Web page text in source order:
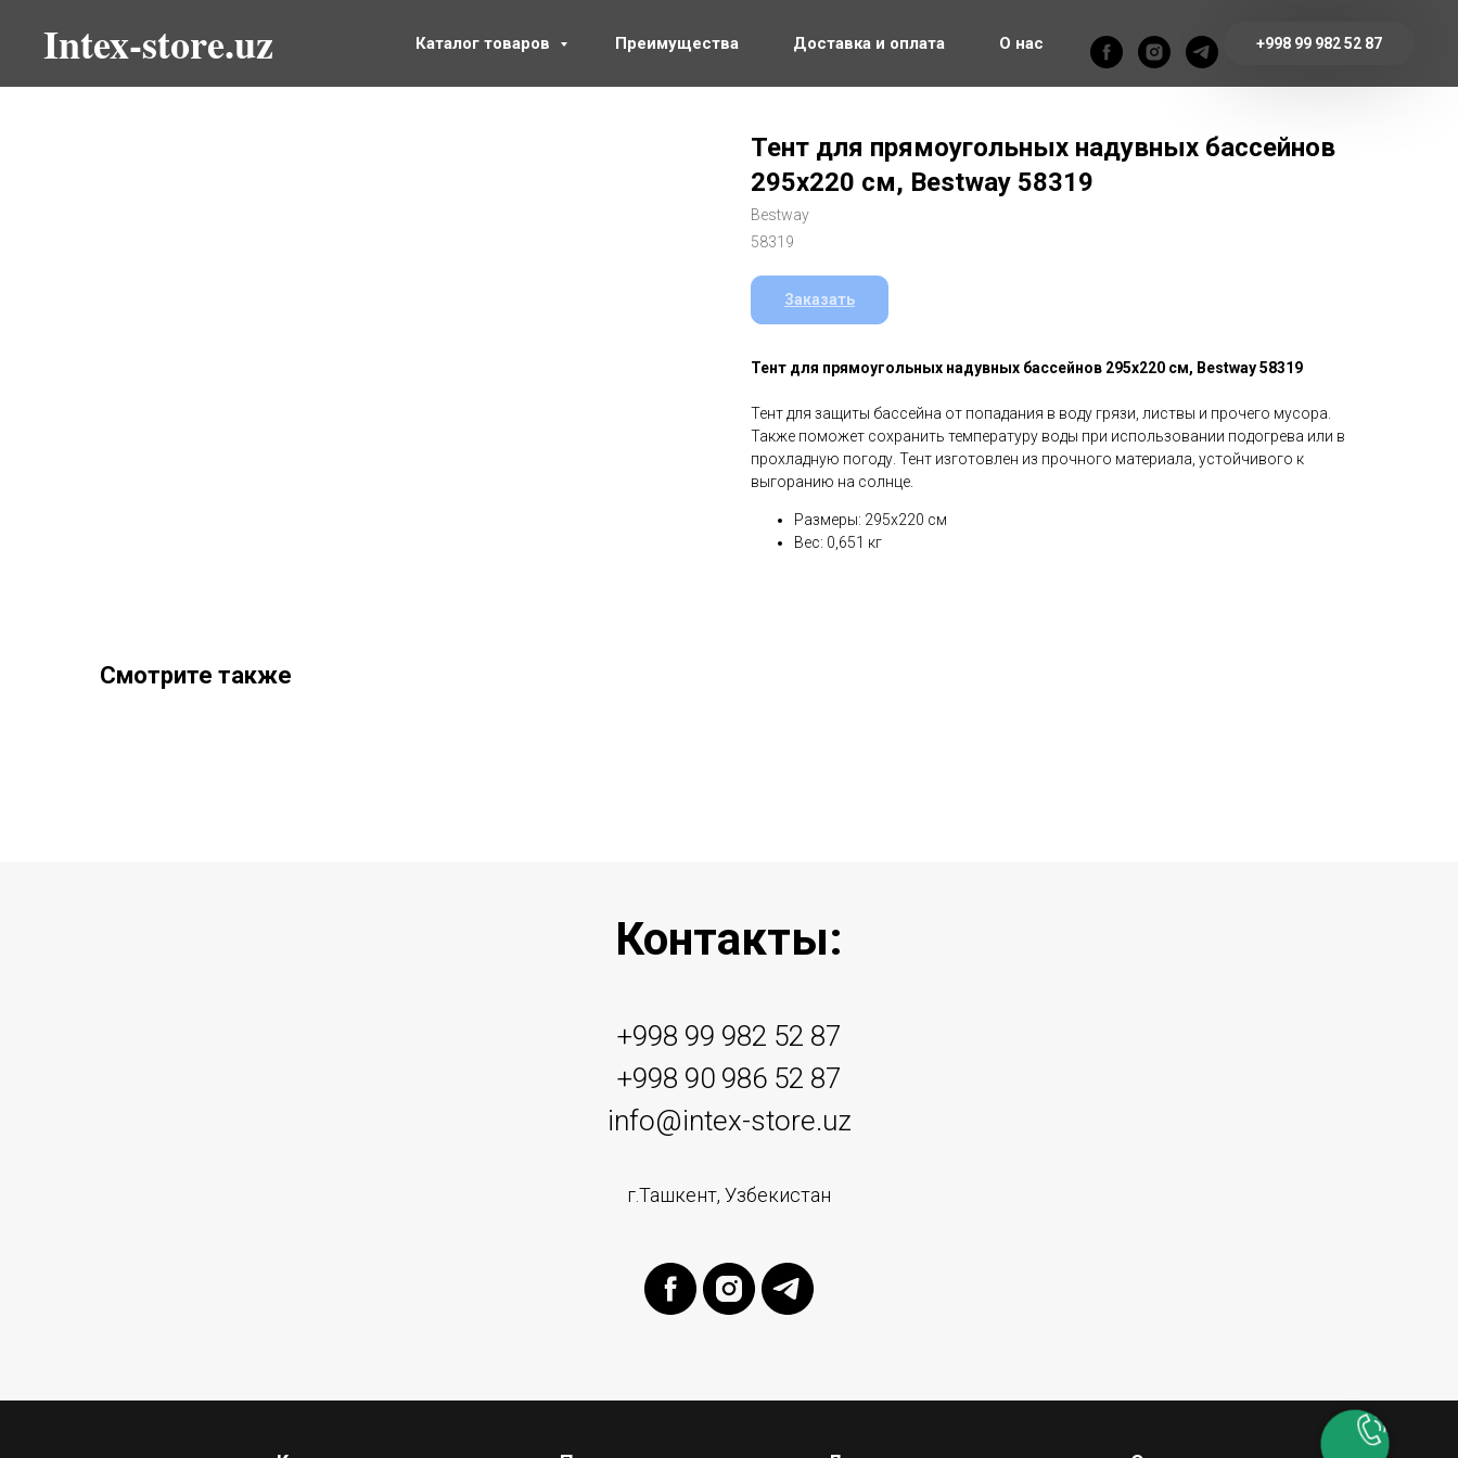
Intex-store.uz Каталог товаров Преимущества Доставка и оплата О нас +998 99 982 52 87
Тент для прямоугольных надувных бассейнов
295х220 см, Bestway 58319
Bestway
58319
Заказать
Тент для прямоугольных надувных бассейнов 295х220 см, Bestway 58319
Тент для защиты бассейна от попадания в воду грязи, листвы и прочего мусора.
Также поможет сохранить температуру воды при использовании подогрева или в
прохладную погоду. Тент изготовлен из прочного материала, устойчивого к
выгоранию на солнце.
Размеры: 295х220 см
Вес: 0,651 кг
Смотрите также
Контакты:
+998 99 982 52 87
+998 90 986 52 87
info@intex-store.uz
г.Ташкент, Узбекистан